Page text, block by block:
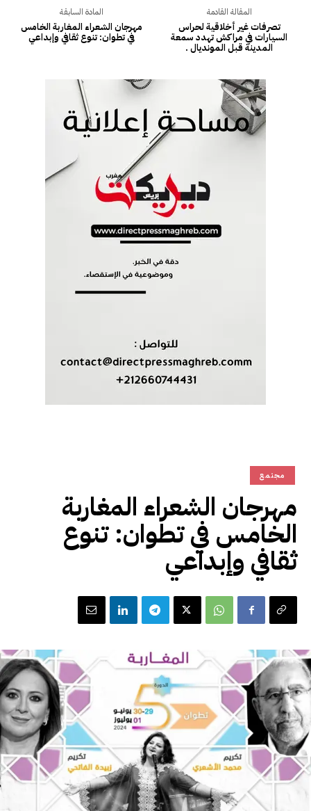
المادة السابقة
مهرجان الشعراء المغاربة الخامس
في تطوان: تنوع ثقافي وإبداعي
المقالة القادمة
تصرفات غير أخلاقية لحراس
السيارات في مراكش تهدد سمعة
المدينة قبل المونديال .